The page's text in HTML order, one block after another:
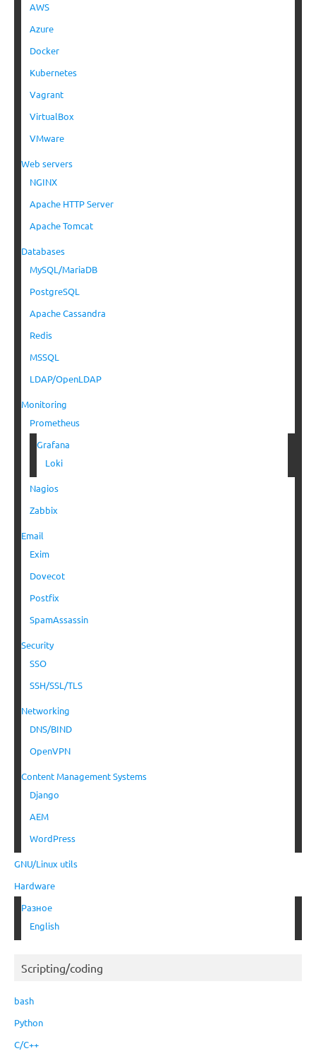
AWS
Azure
Docker
Kubernetes
Vagrant
VirtualBox
VMware
Web servers
NGINX
Apache HTTP Server
Apache Tomcat
Databases
MySQL/MariaDB
PostgreSQL
Apache Cassandra
Redis
MSSQL
LDAP/OpenLDAP
Monitoring
Prometheus
Grafana
Loki
Nagios
Zabbix
Email
Exim
Dovecot
Postfix
SpamAssassin
Security
SSO
SSH/SSL/TLS
Networking
DNS/BIND
OpenVPN
Content Management Systems
Django
AEM
WordPress
GNU/Linux utils
Hardware
Разное
English
Scripting/coding
bash
Python
C/C++